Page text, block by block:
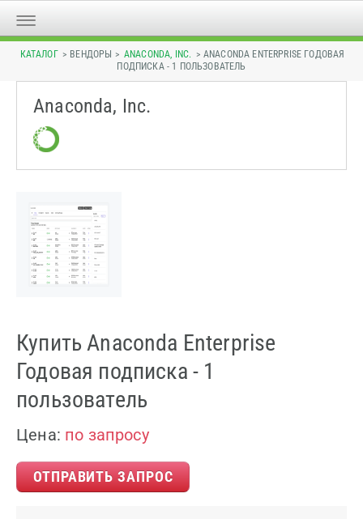
КАТАЛОГ > ВЕНДОРЫ > ANACONDA, INC. > ANACONDA ENTERPRISE ГОДОВАЯ
ПОДПИСКА - 1 ПОЛЬЗОВАТЕЛЬ
Anaconda, Inc.
Купить Anaconda Enterprise
Годовая подписка - 1
пользователь
Цена: по запросу
ОТПРАВИТЬ ЗАПРОС